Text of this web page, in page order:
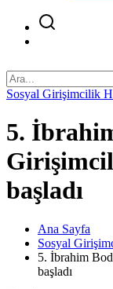
Sosyal Girişimcilik
5.
başladı
Ana Sayfa
Sosyal
5. İbrahim
başladı